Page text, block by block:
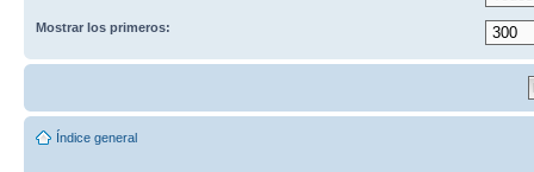
Mostrar los primeros:
Índice general